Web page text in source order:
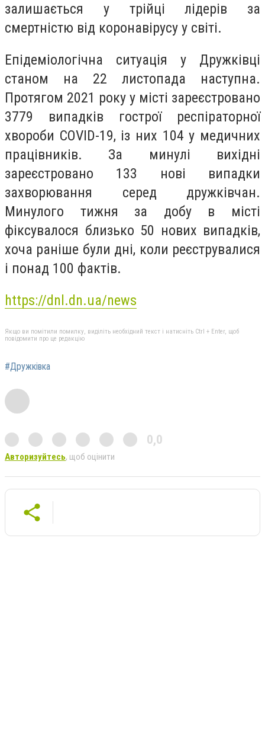
залишається у трійці лідерів за
смертністю від коронавірусу у світі.
Епідеміологічна ситуація у Дружківці
станом на 22 листопада наступна.
Протягом 2021 року у місті зареєстровано
3779 випадків гострої респіраторної
хвороби CОVID-19, із них 104 у медичних
працівників. За минулі вихідні
зареєстровано 133 нові випадки
захворювання серед дружківчан.
Минулого тижня за добу в місті
фіксувалося близько 50 нових випадків,
хоча раніше були дні, коли реєструвалися
і понад 100 фактів.
https://dnl.dn.ua/news
Якщо ви помітили помилку, виділіть необхідний текст і натисніть Ctrl + Enter, щоб
повідомити про це редакцію
#Дружкiвка
0,0
Авторизуйтесь, щоб оцінити